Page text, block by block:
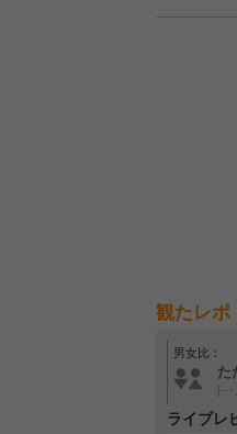
観たレポ
男女比：
た
[---
ライブレ